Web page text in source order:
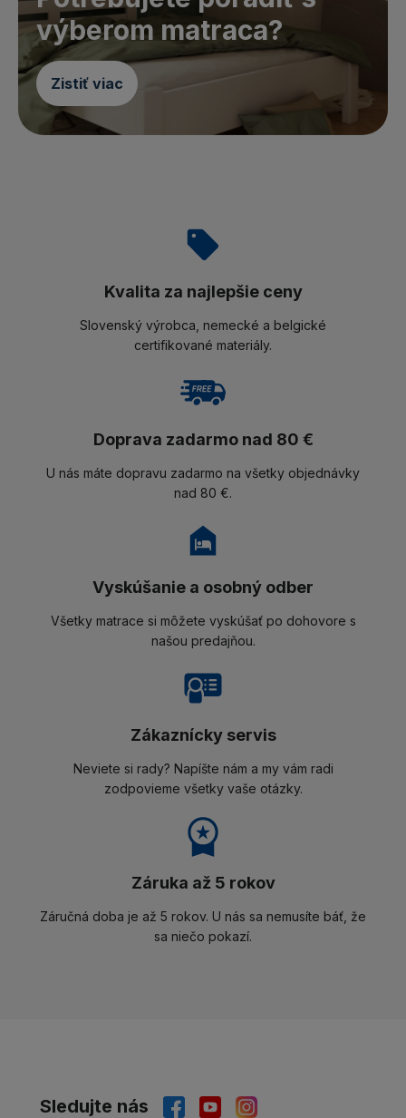
výberom matraca?
Zistiť viac
Kvalita za najlepšie ceny
Slovenský výrobca, nemecké a belgické
certifikované materiály.
Doprava zadarmo nad 80 €
U nás máte dopravu zadarmo na všetky objednávky
nad 80 €.
Vyskúšanie a osobný odber
Všetky matrace si môžete vyskúšať po dohovore s
našou predajňou.
Zákaznícky servis
Neviete si rady? Napíšte nám a my vám radi
zodpovieme všetky vaše otázky.
Záruka až 5 rokov
Záručná doba je až 5 rokov. U nás sa nemusíte báť, že
sa niečo pokazí.
Sledujte nás